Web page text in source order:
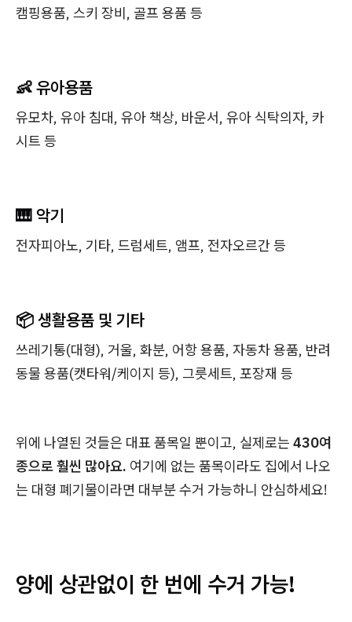
캠핑용품, 스키 장비, 골프 용품 등
👶 유아용품
유모차, 유아 침대, 유아 책상, 바운서, 유아 식탁의자, 카
시트 등
🎹 악기
전자피아노, 기타, 드럼세트, 앰프, 전자오르간 등
📦 생활용품 및 기타
쓰레기통(대형), 거울, 화분, 어항 용품, 자동차 용품, 반려
동물 용품(캣타워/케이지 등), 그릇세트, 포장재 등
위에 나열된 것들은 대표 품목일 뿐이고, 실제로는 430여
종으로 훨씬 많아요. 여기에 없는 품목이라도 집에서 나오
는 대형 폐기물이라면 대부분 수거 가능하니 안심하세요!
양에 상관없이 한 번에 수거 가능!